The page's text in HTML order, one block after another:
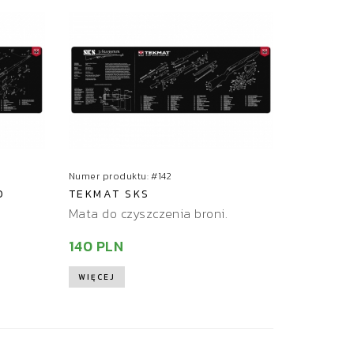
Numer produktu: #142
TEKMAT SKS
Mata do czyszczenia broni.
140 PLN
WIĘCEJ